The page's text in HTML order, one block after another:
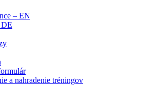
– EN
DE
a nahradenie tréningov